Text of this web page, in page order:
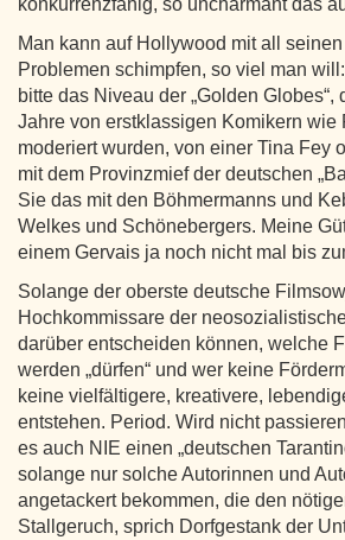
Man kann auf Hollywood mit all
Problemen schimpfen, so viel man
bitte das Niveau der „Golden Globes“,
Jahre von erstklassigen Komikern wie
moderiert wurden, von einer Tina Fey
mit dem Provinzmief der deutschen
Sie das mit den Böhmermanns und
Welkes und Schönebergers. Meine
einem Gervais ja noch nicht mal bis
Solange der oberste deutsche
Hochkommissare der
darüber entscheiden können, welche
werden „dürfen“ und wer keine
keine vielfältigere, kreativere,
entstehen. Period. Wird nicht
es auch NIE einen „deutschen
solange nur solche Autorinnen und
angetackert bekommen, die den
Stallgeruch, sprich Dorfgestank der